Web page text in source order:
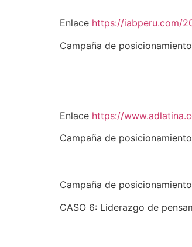
Enlace https://iabperu.com/
Campaña de
Enlace https://
Campaña de
Campaña de
CASO 6: Liderazgo de